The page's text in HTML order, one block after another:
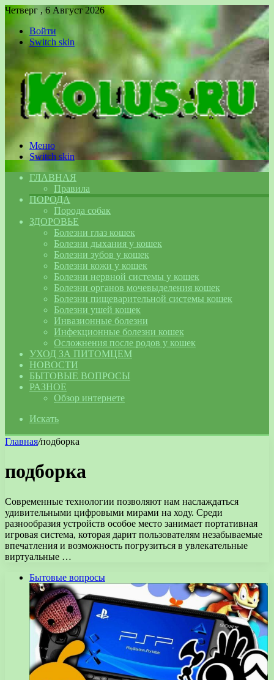
Четверг , 6 Август 2026
Войти
Switch skin
Меню
Switch skin
ГЛАВНАЯ
Правила
ПОРОДА
Порода собак
ЗДОРОВЬЕ
Болезни глаз кошек
Болезни дыхания у кошек
Болезни зубов у кошек
Болезни кожи у кошек
Болезни нервной системы у кошек
Болезни органов мочевыделения кошек
Болезни пищеварительной системы кошек
Болезни ушей кошек
Инвазионные болезни
Инфекционные болезни кошек
Осложнения после родов у кошек
УХОД ЗА ПИТОМЦЕМ
НОВОСТИ
БЫТОВЫЕ ВОПРОСЫ
РАЗНОЕ
Обзор интернете
Искать
Главная/подборка
подборка
Современные технологии позволяют нам наслаждаться
удивительными цифровыми мирами на ходу. Среди
разнообразия устройств особое место занимает портативная
игровая система, которая дарит пользователям незабываемые
впечатления и возможность погрузиться в увлекательные
виртуальные …
Бытовые вопросы